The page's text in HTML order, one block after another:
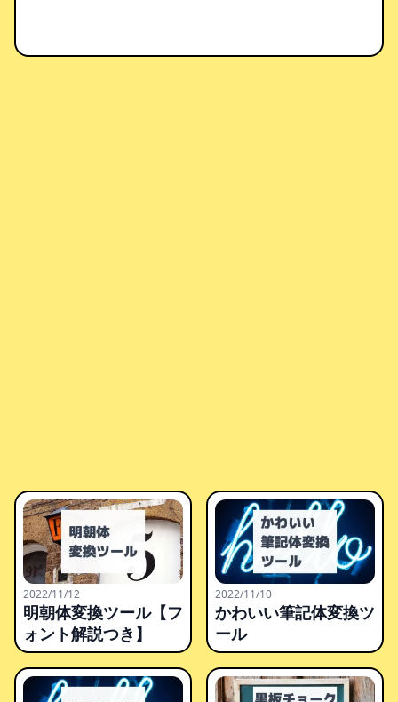
2022/11/12
明朝体変換ツール【フ
ォント解説つき】
2022/11/10
かわいい筆記体変換ツ
ール